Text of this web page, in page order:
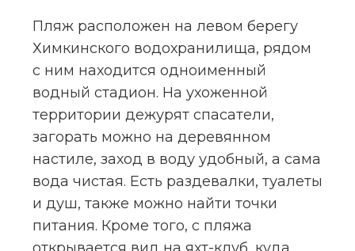
Пляж расположен на левом берегу
Химкинского водохранилища, рядом
с ним находится одноименный
водный стадион. На ухоженной
территории дежурят спасатели,
загорать можно на деревянном
настиле, заход в воду удобный, а сама
вода чистая. Есть раздевалки, туалеты
и душ, также можно найти точки
питания. Кроме того, с пляжа